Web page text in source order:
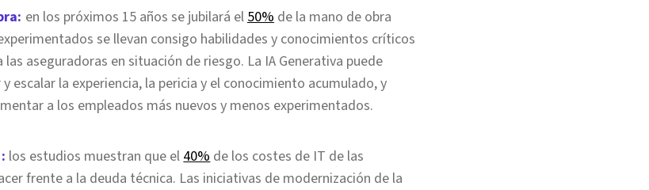
en los próximos 15 años se jubilará el50%de la mano de obra
se llevan consigo habilidades y conocimientos críticos
aseguradoras en situación de riesgo. La IA Generativa puede
escalar la experiencia, la pericia y el conocimiento acumulado, y
a los empleados más nuevos y menos experimentados.
los estudios muestran que el40%de los costes de IT de las
frente a la deuda técnica. Las iniciativas de modernización de la